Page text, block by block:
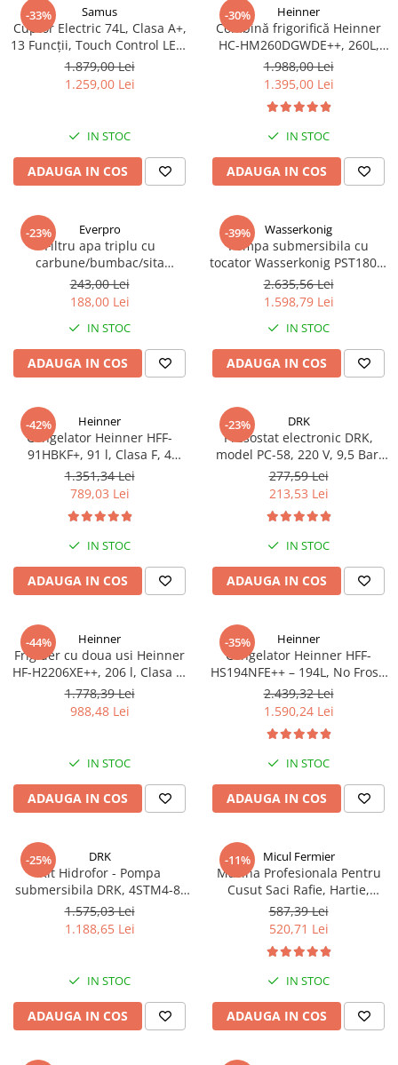
-33% Samus
Cuptor Electric 74L, Clasa A+,
13 Funcții, Touch Control LED,
Panou Sticlă Neagră – Grill,
Convectie 3D, Autocurățare
Catalitică + Accesorii Incluse
1.879,00 Lei
1.259,00 Lei
IN STOC
ADAUGA IN COS
-30% Heinner
Combină frigorifică Heinner
HC-HM260DGWDE++, 260L,
Clasa E, Dozator Apă, Control
Electronic, LED, 180 cm, Gri
Antracit Texturat
1.988,00 Lei
1.395,00 Lei
IN STOC
ADAUGA IN COS
-23% Everpro
Filtru apa triplu cu
carbune/bumbac/sita
3x3/4"*10
243,00 Lei
188,00 Lei
IN STOC
ADAUGA IN COS
-39% Wasserkonig
Pompa submersibila cu
tocator Wasserkonig PST1800,
particule max. 10 mm, putere
1800 W, debit 17500 l/h,
inaltime refulare 11.5 m
2.635,56 Lei
1.598,79 Lei
IN STOC
ADAUGA IN COS
-42% Heinner
Congelator Heinner HFF-
91HBKF+, 91 l, Clasa F, 4
sertare, Control mecanic, H 85
cm, Negru
1.351,34 Lei
789,03 Lei
IN STOC
ADAUGA IN COS
-23% DRK
Presostat electronic DRK,
model PC-58, 220 V, 9,5 Bar,
1Kw, 10A
277,59 Lei
213,53 Lei
IN STOC
ADAUGA IN COS
-44% Heinner
Frigider cu doua usi Heinner
HF-H2206XE++, 206 l, Clasa E,
lumina LED, 3 rafturi de sticla,
H 143 cm, Inox
1.778,39 Lei
988,48 Lei
IN STOC
ADAUGA IN COS
-35% Heinner
Congelator Heinner HFF-
HS194NFE++ – 194L, No Frost,
6 Compartimente, Control
Electronic
2.439,32 Lei
1.590,24 Lei
IN STOC
ADAUGA IN COS
-25% DRK
Kit Hidrofor - Pompa
submersibila DRK, 4STM4-8,
putere 1.8 kW, debit 5m3/h, 8
turbine + Vas de expansiune
100 L, racord 5 cai, supapa de
1.575,03 Lei
1.188,65 Lei
IN STOC
ADAUGA IN COS
-11% Micul Fermier
Masina Profesionala Pentru
Cusut Saci Rafie, Hartie,
Panza-Plastic 210w taiere
automata, Micul Fermier GF-
1681
587,39 Lei
520,71 Lei
IN STOC
ADAUGA IN COS